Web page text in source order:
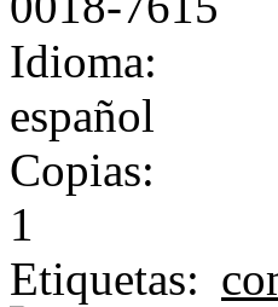
Idioma:
español
Copias:
1
Etiquetas: